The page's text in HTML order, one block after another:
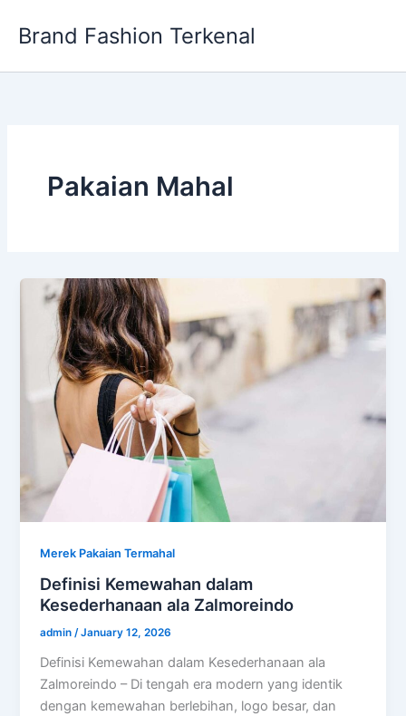
Brand Fashion Terkenal
Pakaian Mahal
Merek Pakaian Termahal
Definisi Kemewahan dalam
Kesederhanaan ala Zalmoreindo
admin/January 12, 2026
Definisi Kemewahan dalam Kesederhanaan ala
Zalmoreindo – Di tengah era modern yang identik
dengan kemewahan berlebihan, logo besar, dan